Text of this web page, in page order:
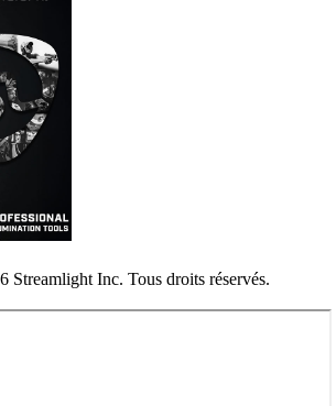
Streamlight Inc. Tous droits réservés.